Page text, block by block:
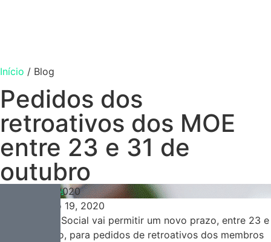
Início / Blog
Pedidos dos
retroativos dos MOE
entre 23 e 31 de
outubro
Contabilidade
Outubro 19, 2020
Outubro 19, 2020
A Segurança Social vai permitir um novo prazo, entre 23 e
31 de outubro, para pedidos de retroativos dos membros